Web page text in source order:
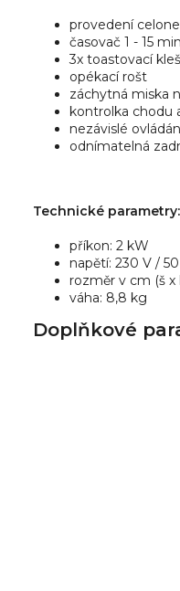
provedení
časovač 1 - 15
3x toastovací
opékací rošt
záchytná miska
kontrolka chodu
nezávislé
odnímatelná
Technické parametry:
příkon: 2 kW
napětí: 230 V /
rozměr v cm (š x
váha: 8,8 kg
Doplňkové